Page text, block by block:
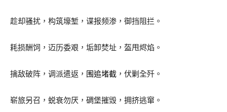
趁却骚扰，构筑壕堑，谍报频渗，御挡阻拦。
耗损酬饲，迈历委艰，垢卸焚址，盔甩烬焰。
擒敌破阵，调派遣返， 围追堵截 ，伏剿全歼。
崭旅另召，蜕衰勿厌，碉堡摧毁，拥挤逃窜。